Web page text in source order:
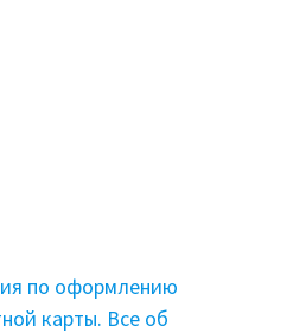
по оформлению
карты. Все об